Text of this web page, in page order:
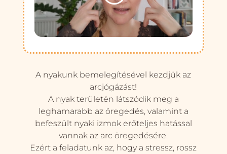
A nyakunk bemelegítésével kezdjük az
arcjógázást!
A nyak területén látszódik meg a
leghamarabb az öregedés, valamint a
befeszült nyaki izmok erőteljes hatással
vannak az arc öregedésére.
Ezért a feladatunk az, hogy a stressz, rossz